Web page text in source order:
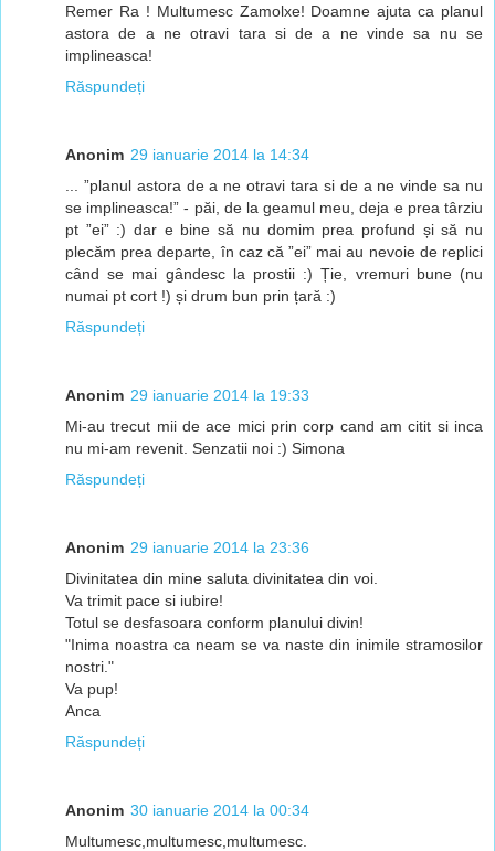
Remer Ra ! Multumesc Zamolxe! Doamne ajuta ca planul
astora de a ne otravi tara si de a ne vinde sa nu se
implineasca!
Răspundeți
Anonim 29 ianuarie 2014 la 14:34
... ”planul astora de a ne otravi tara si de a ne vinde sa nu
se implineasca!” - păi, de la geamul meu, deja e prea târziu
pt ”ei” :) dar e bine să nu domim prea profund și să nu
plecăm prea departe, în caz că ”ei” mai au nevoie de replici
când se mai gândesc la prostii :) Ție, vremuri bune (nu
numai pt cort !) și drum bun prin țară :)
Răspundeți
Anonim 29 ianuarie 2014 la 19:33
Mi-au trecut mii de ace mici prin corp cand am citit si inca
nu mi-am revenit. Senzatii noi :) Simona
Răspundeți
Anonim 29 ianuarie 2014 la 23:36
Divinitatea din mine saluta divinitatea din voi.
Va trimit pace si iubire!
Totul se desfasoara conform planului divin!
"Inima noastra ca neam se va naste din inimile stramosilor
nostri."
Va pup!
Anca
Răspundeți
Anonim 30 ianuarie 2014 la 00:34
Multumesc,multumesc,multumesc.